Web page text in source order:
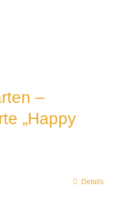
–
„Happy
Details